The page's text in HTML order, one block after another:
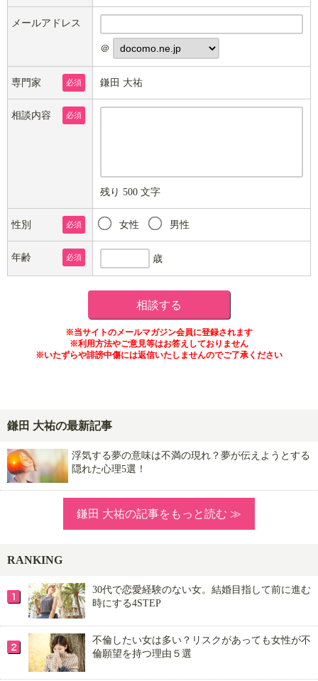
メールアドレス
＠
専門家 必須 鎌田 大祐
相談内容 必須
残り 500 文字
性別 必須 女性 男性
年齢 必須 歳
※当サイトのメールマガジン会員に登録されます
※利用方法やご意見等はお答えしておりません
※いたずらや誹謗中傷には返信いたしませんのでご了承ください
鎌田 大祐の最新記事
浮気する夢の意味は不満の現れ？夢が伝えようとする
隠れた心理5選！
鎌田 大祐の記事をもっと読む ≫
RANKING
30代で恋愛経験のない女。結婚目指して前に進む
時にする4STEP
不倫したい女は多い？リスクがあっても女性が不
倫願望を持つ理由５選